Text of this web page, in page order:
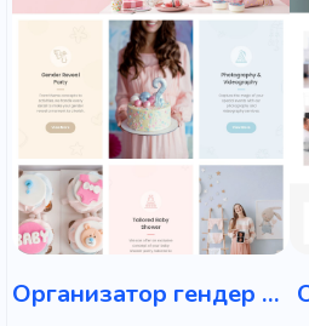
Организатор гендер пати